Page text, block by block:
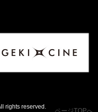
rights reserved.